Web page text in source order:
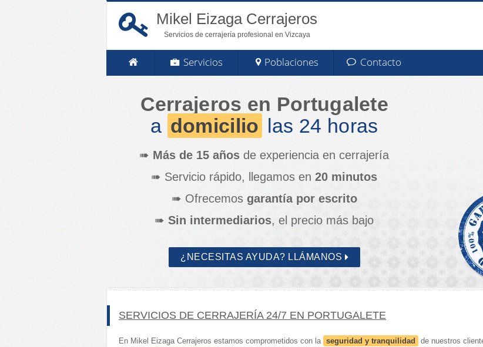
Mikel Eizaga Cerrajeros
Servicios de cerrajería profesional en Vizcaya
Servicios Poblaciones Contacto
Cerrajeros en Portugalete
a domicilio las 24 horas
➠ Más de 15 años de experiencia en cerrajería
➠ Servicio rápido, llegamos en20 minutos
➠ Ofrecemos garantía por escrito
➠Sin intermediarios, el precio más bajo
¿NECESITAS AYUDA? LLÁMANOS
SERVICIOS DE CERRAJERÍA 24/7 EN PORTUGALETE
En Mikel Eizaga Cerrajeros estamos comprometidos con la seguridad y tranquilidad
de nuestros